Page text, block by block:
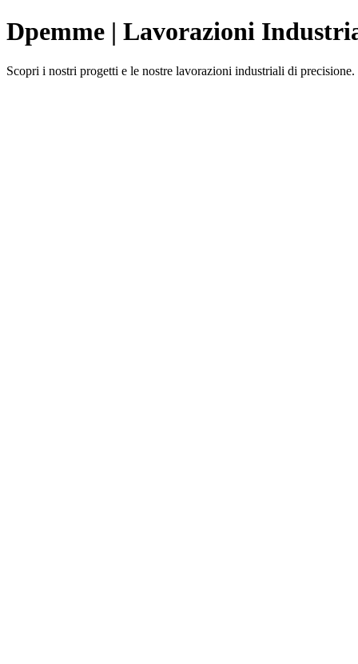
Dpemme | Lavorazioni
Scopri i nostri progetti e le nostre lavorazioni industriali di